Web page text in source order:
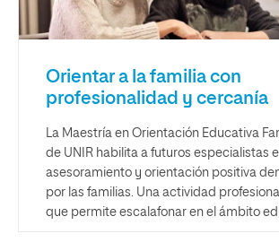
Orientar a la familia con
profesionalidad y cercanía
La Maestría en Orientación Educativa
de UNIR habilita a futuros especialistas
asesoramiento y orientación positiva
por las familias. Una actividad
que permite escalafonar en el ámbito